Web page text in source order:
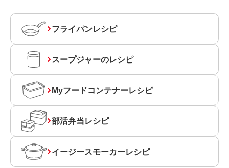
フライパンレシピ
スープジャーのレシピ
Myフードコンテナーレシピ
部活弁当レシピ
イージースモーカーレシピ